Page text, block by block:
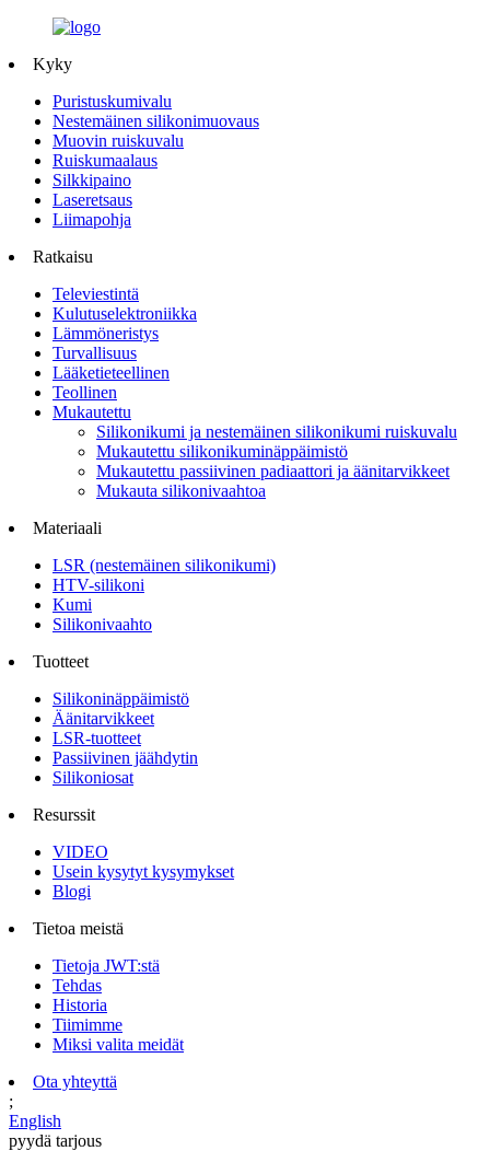
Kyky
Puristuskumivalu
Nestemäinen silikonimuovaus
Muovin ruiskuvalu
Ruiskumaalaus
Silkkipaino
Laseretsaus
Liimapohja
Ratkaisu
Televiestintä
Kulutuselektroniikka
Lämmöneristys
Turvallisuus
Lääketieteellinen
Teollinen
Mukautettu
Silikonikumi ja nestemäinen silikonikumi ruiskuvalu
Mukautettu silikonikuminäppäimistö
Mukautettu passiivinen padiaattori ja äänitarvikkeet
Mukauta silikonivaahtoa
Materiaali
LSR (nestemäinen silikonikumi)
HTV-silikoni
Kumi
Silikonivaahto
Tuotteet
Silikoninäppäimistö
Äänitarvikkeet
LSR-tuotteet
Passiivinen jäähdytin
Silikoniosat
Resurssit
VIDEO
Usein kysytyt kysymykset
Blogi
Tietoa meistä
Tietoja JWT:stä
Tehdas
Historia
Tiimimme
Miksi valita meidät
Ota yhteyttä
;
English
pyydä tarjous